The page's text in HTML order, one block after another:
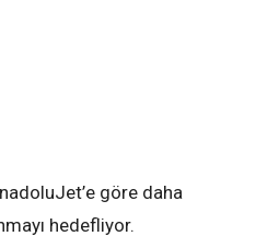
göre daha
hedefliyor.